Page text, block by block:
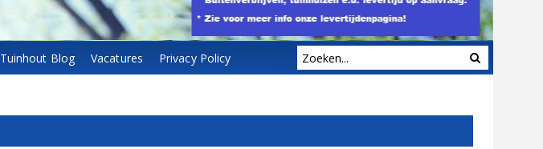
Tuinhout Blog Vacatures Privacy Policy